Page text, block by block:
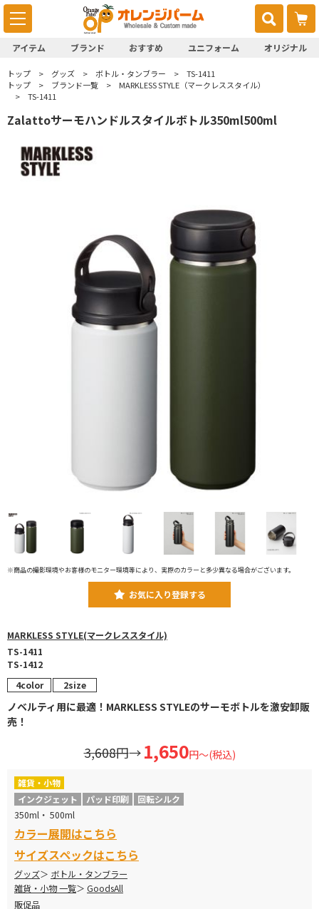
アイテム ブランド おすすめ ユニフォーム オリジナル
トップ グッズ ボトル・タンブラー
TS-1411
トップ
ブランド一覧
MARKLESS STYLE（マークレススタイル）
TS-1411
Zalattoサーモハンドルスタイルボトル350ml500ml
※商品の撮影環境やお客様のモニター環境等により、実際のカラーと多少異なる場合がございます。
お気に入り登録する
MARKLESS STYLE(マークレススタイル)
TS-1411
TS-1412
4color 2size
ノベルティ用に最適！MARKLESS STYLEのサーモボトルを激安卸販
売！
3,608円→ 1,650円～(税込)
雑貨・小物
インクジェット
パッド印刷 回転シルク
350ml・ 500ml
カラー展開はこちら
サイズスペックはこちら
グッズ
ボトル・タンブラー
雑貨・小物 一覧
GoodsAll
販促品